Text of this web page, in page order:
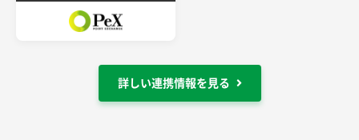
詳しい連携情報を見る